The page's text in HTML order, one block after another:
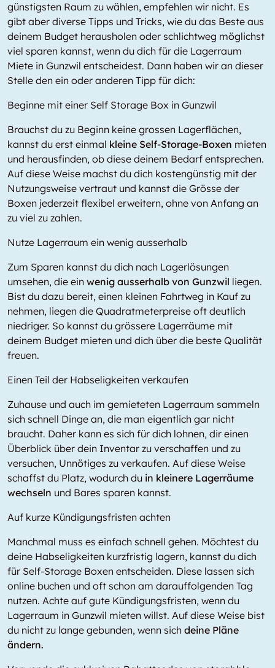
günstigsten Raum zu wählen, empfehlen wir nicht. Es
gibt aber diverse Tipps und Tricks, wie du das Beste aus
deinem Budget herausholen oder schlichtweg möglichst
viel sparen kannst, wenn du dich für die Lagerraum
Miete in Gunzwil entscheidest. Dann haben wir an dieser
Stelle den ein oder anderen Tipp für dich:
Beginne mit einer Self Storage Box in Gunzwil
Brauchst du zu Beginn keine grossen Lagerflächen,
kannst du erst einmal kleine Self-Storage-Boxen mieten
und herausfinden, ob diese deinem Bedarf entsprechen.
Auf diese Weise machst du dich kostengünstig mit der
Nutzungsweise vertraut und kannst die Grösse der
Boxen jederzeit flexibel erweitern, ohne von Anfang an
zu viel zu zahlen.
Nutze Lagerraum ein wenig ausserhalb
Zum Sparen kannst du dich nach Lagerlösungen
umsehen, die ein wenig ausserhalb von Gunzwil liegen.
Bist du dazu bereit, einen kleinen Fahrtweg in Kauf zu
nehmen, liegen die Quadratmeterpreise oft deutlich
niedriger. So kannst du grössere Lagerräume mit
deinem Budget mieten und dich über die beste Qualität
freuen.
Einen Teil der Habseligkeiten verkaufen
Zuhause und auch im gemieteten Lagerraum sammeln
sich schnell Dinge an, die man eigentlich gar nicht
braucht. Daher kann es sich für dich lohnen, dir einen
Überblick über dein Inventar zu verschaffen und zu
versuchen, Unnötiges zu verkaufen. Auf diese Weise
schaffst du Platz, wodurch du in kleinere Lagerräume
wechseln und Bares sparen kannst.
Auf kurze Kündigungsfristen achten
Manchmal muss es einfach schnell gehen. Möchtest du
deine Habseligkeiten kurzfristig lagern, kannst du dich
für Self-Storage Boxen entscheiden. Diese lassen sich
online buchen und oft schon am darauffolgenden Tag
nutzen. Achte auf gute Kündigungsfristen, wenn du
Lagerraum in Gunzwil mieten willst. Auf diese Weise bist
du nicht zu lange gebunden, wenn sich deine Pläne
ändern.